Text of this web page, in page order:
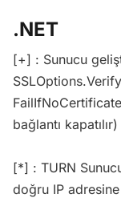
.NET
[+] : Sunucu
bağlantı
[*] : TURN
doğru IP adresine